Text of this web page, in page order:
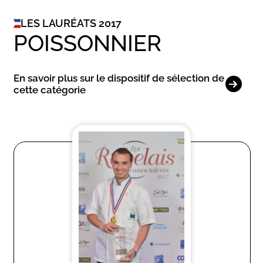
LES LAURÉATS 2017
POISSONNIER
En savoir plus sur le dispositif de sélection de
cette catégorie